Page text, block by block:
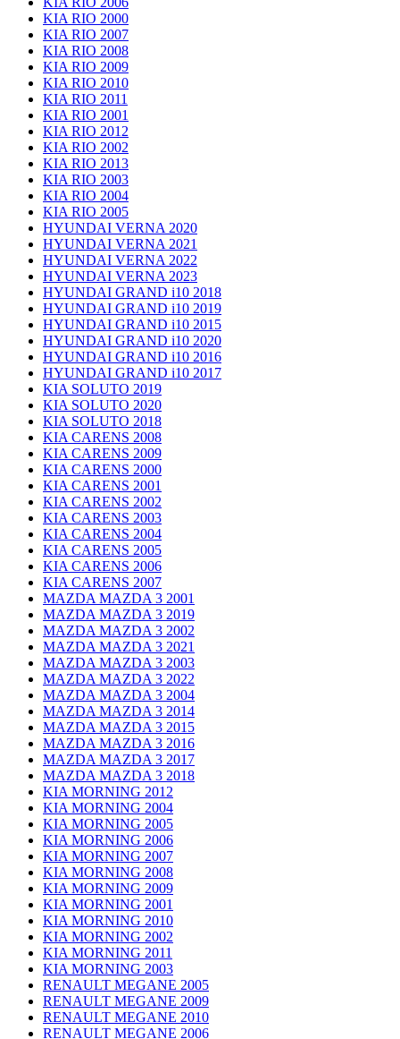
KIA RIO 2000
KIA RIO 2007
KIA RIO 2008
KIA RIO 2009
KIA RIO 2010
KIA RIO 2011
KIA RIO 2001
KIA RIO 2012
KIA RIO 2002
KIA RIO 2013
KIA RIO 2003
KIA RIO 2004
KIA RIO 2005
HYUNDAI VERNA 2020
HYUNDAI VERNA 2021
HYUNDAI VERNA 2022
HYUNDAI VERNA 2023
HYUNDAI GRAND i10 2018
HYUNDAI GRAND i10 2019
HYUNDAI GRAND i10 2015
HYUNDAI GRAND i10 2020
HYUNDAI GRAND i10 2016
HYUNDAI GRAND i10 2017
KIA SOLUTO 2019
KIA SOLUTO 2020
KIA SOLUTO 2018
KIA CARENS 2008
KIA CARENS 2009
KIA CARENS 2000
KIA CARENS 2001
KIA CARENS 2002
KIA CARENS 2003
KIA CARENS 2004
KIA CARENS 2005
KIA CARENS 2006
KIA CARENS 2007
MAZDA MAZDA 3 2001
MAZDA MAZDA 3 2019
MAZDA MAZDA 3 2002
MAZDA MAZDA 3 2021
MAZDA MAZDA 3 2003
MAZDA MAZDA 3 2022
MAZDA MAZDA 3 2004
MAZDA MAZDA 3 2014
MAZDA MAZDA 3 2015
MAZDA MAZDA 3 2016
MAZDA MAZDA 3 2017
MAZDA MAZDA 3 2018
KIA MORNING 2012
KIA MORNING 2004
KIA MORNING 2005
KIA MORNING 2006
KIA MORNING 2007
KIA MORNING 2008
KIA MORNING 2009
KIA MORNING 2001
KIA MORNING 2010
KIA MORNING 2002
KIA MORNING 2011
KIA MORNING 2003
RENAULT MEGANE 2005
RENAULT MEGANE 2009
RENAULT MEGANE 2010
RENAULT MEGANE 2006